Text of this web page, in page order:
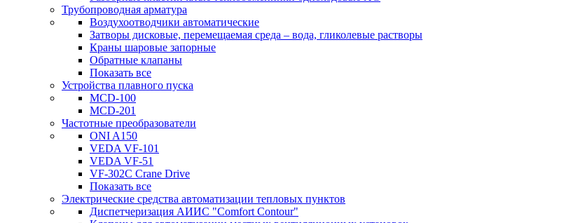
Трубопроводная арматура
Воздухоотводчики автоматические
Затворы дисковые, перемещаемая среда – вода, гликолевые растворы
Краны шаровые запорные
Обратные клапаны
Показать все
Устройства плавного пуска
MCD-100
MCD-201
Частотные преобразователи
ONI A150
VEDA VF-101
VEDA VF-51
VF-302C Crane Drive
Показать все
Электрические средства автоматизации тепловых пунктов
Диспетчеризация АИИС "Comfort Contour"